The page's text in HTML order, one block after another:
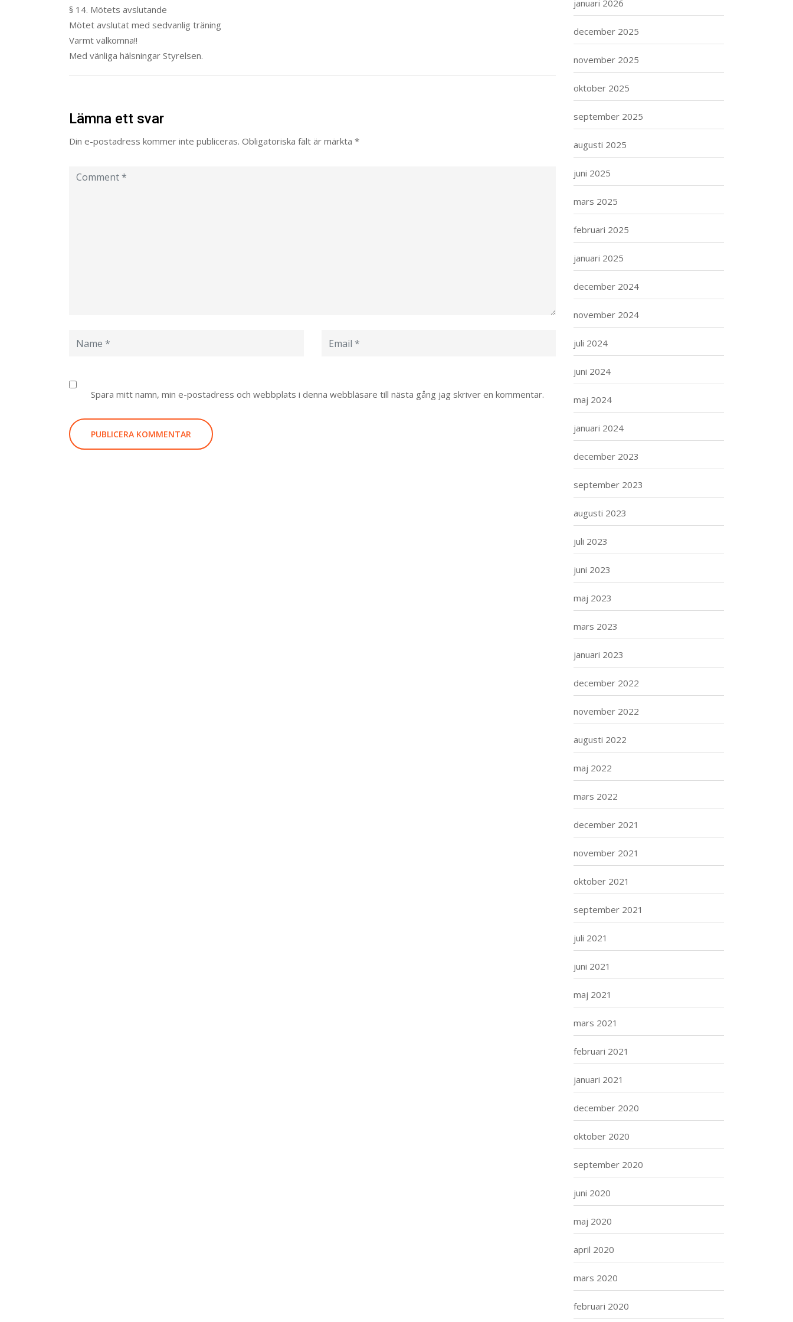
§ 14. Mötets avslutande
Mötet avslutat med sedvanlig träning
Varmt välkomna!!
Med vänliga hälsningar Styrelsen.
Lämna ett svar
Din e-postadress kommer inte publiceras. Obligatoriska fält är märkta *
Spara mitt namn, min e-postadress och webbplats i denna webbläsare till nästa gång jag skriver en kommentar.
januari 2026
december 2025
november 2025
oktober 2025
september 2025
augusti 2025
juni 2025
mars 2025
februari 2025
januari 2025
december 2024
november 2024
juli 2024
juni 2024
maj 2024
januari 2024
december 2023
september 2023
augusti 2023
juli 2023
juni 2023
maj 2023
mars 2023
januari 2023
december 2022
november 2022
augusti 2022
maj 2022
mars 2022
december 2021
november 2021
oktober 2021
september 2021
juli 2021
juni 2021
maj 2021
mars 2021
februari 2021
januari 2021
december 2020
oktober 2020
september 2020
juni 2020
maj 2020
april 2020
mars 2020
februari 2020